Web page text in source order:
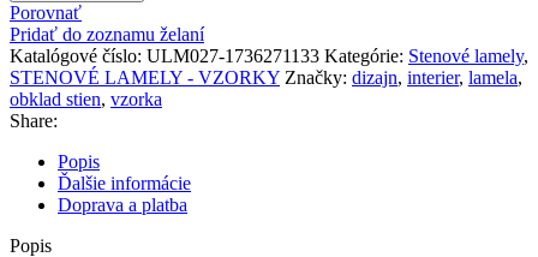
Porovnať
Pridať do zoznamu želaní
Katalógové číslo: ULM027-1736271133 Kategórie: Stenové lamely,
STENOVÉ LAMELY - VZORKY Značky: dizajn, interier, lamela,
obklad stien, vzorka
Share:
Popis
Ďalšie informácie
Doprava a platba
Popis